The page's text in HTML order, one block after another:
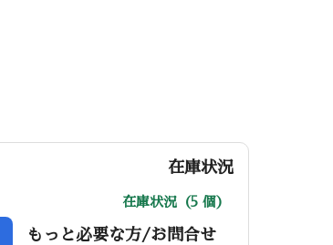
在庫状況
在庫状況（5 個）
もっと必要な方/お問合せ